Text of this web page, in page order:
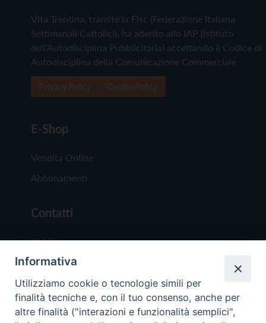
Vita Trentina, tramite la Fisc (Federazione Italiana
Settimanali Cattolici), ha aderito allo IAP (Istituto
dell'Autodisciplina Pubblicitaria) accettando il Codice di
Autodisciplina della Comunicazione Commerciale
E-Shop
Vendita Online
Abbonamenti
Contatti
Chi Siamo
Redazione
Scrivici
Informativa
Utilizziamo cookie o tecnologie simili per
finalità tecniche e, con il tuo consenso, anche per
altre finalità ("interazioni e funzionalità semplici",